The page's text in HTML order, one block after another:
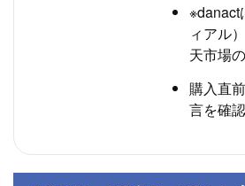
※danact
ィアル
天市場
購入直
言を確認